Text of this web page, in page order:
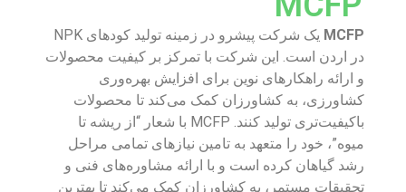
MCFP
یک شرکت پیشرو در زمینه تولید کودهای NPK
در اردن است. این شرکت با تمرکز بر کیفیت محصولات
و ارائه راهکارهای نوین برای افزایش بهره‌وری
کشاورزی، به کشاورزان کمک می‌کند تا محصولات
باکیفیت‌تری تولید کنند. MCFP با شعار “از ریشه تا
میوه”، خود را متعهد به تامین نیازهای تمامی مراحل
رشد گیاهان کرده است و با ارائه مشاوره‌های فنی و
تحقیقات مستمر، به کشاورزان کمک می‌کند تا بهترین